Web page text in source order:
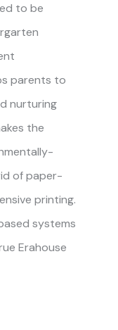
to be
parents to
nurturing
the
of paper-
printing.
systems
Erahouse